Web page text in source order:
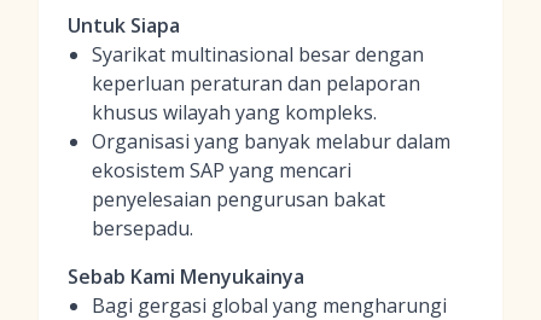
Untuk Siapa
Syarikat multinasional besar dengan
keperluan peraturan dan pelaporan
khusus wilayah yang kompleks.
Organisasi yang banyak melabur dalam
ekosistem SAP yang mencari
penyelesaian pengurusan bakat
bersepadu.
Sebab Kami Menyukainya
Bagi gergasi global yang mengharungi